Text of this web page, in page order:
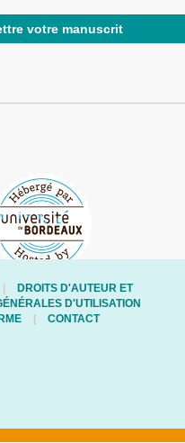
votre manuscrit
DROITS D'AUTEUR ET
D'UTILISATION
CONTACT